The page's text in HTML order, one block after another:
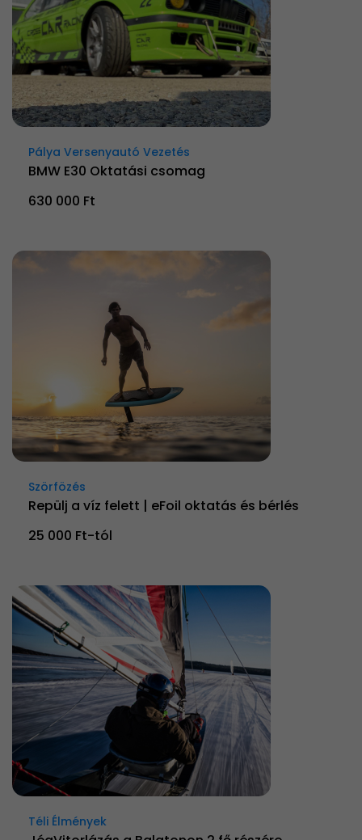
Pálya Versenyautó Vezetés
BMW E30 Oktatási csomag
630 000 Ft
Szörfözés
Repülj a víz felett | eFoil oktatás és bérlés
25 000 Ft-tól
Téli Élmények